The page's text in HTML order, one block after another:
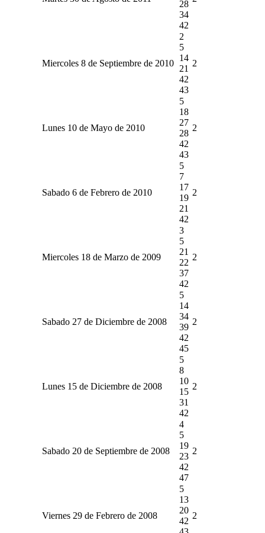
28
34
42
Miercoles 8 de Septiembre de 2010
2
5
14
21
42
43
2
Lunes 10 de Mayo de 2010
5
18
27
28
42
43
2
Sabado 6 de Febrero de 2010
5
7
17
19
21
42
2
Miercoles 18 de Marzo de 2009
3
5
21
22
37
42
2
Sabado 27 de Diciembre de 2008
5
14
34
39
42
45
2
Lunes 15 de Diciembre de 2008
5
8
10
15
31
42
2
Sabado 20 de Septiembre de 2008
4
5
19
23
42
47
2
Viernes 29 de Febrero de 2008
5
13
20
42
2